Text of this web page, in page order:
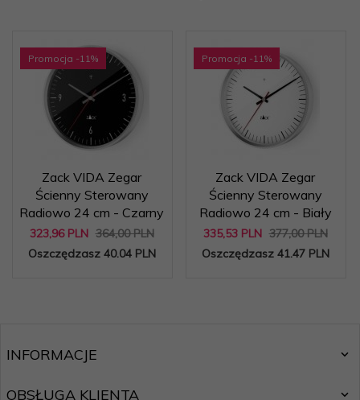
Promocja -11%
Zack VIDA Zegar
Ścienny Sterowany
Radiowo 24 cm - Czarny
323,96 PLN 364,00 PLN
Oszczędzasz 40.04 PLN
Promocja -11%
Zack VIDA Zegar
Ścienny Sterowany
Radiowo 24 cm - Biały
335,53 PLN 377,00 PLN
Oszczędzasz 41.47 PLN
INFORMACJE
OBSŁUGA KLIENTA